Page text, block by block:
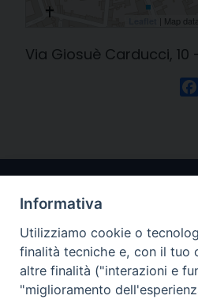
| Map
Via Giosuè Carducci, 10
Arcidiocesi di
Informativa
Utilizziamo cookie o
finalità tecniche e, con il tuo
altre finalità ("interazioni e
"miglioramento